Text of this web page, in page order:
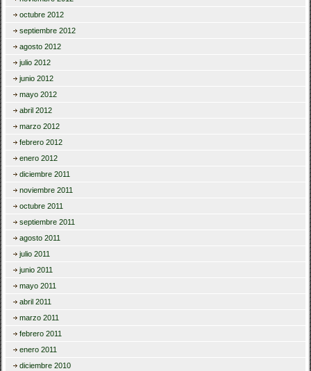
octubre 2012
septiembre 2012
agosto 2012
julio 2012
junio 2012
mayo 2012
abril 2012
marzo 2012
febrero 2012
enero 2012
diciembre 2011
noviembre 2011
octubre 2011
septiembre 2011
agosto 2011
julio 2011
junio 2011
mayo 2011
abril 2011
marzo 2011
febrero 2011
enero 2011
diciembre 2010